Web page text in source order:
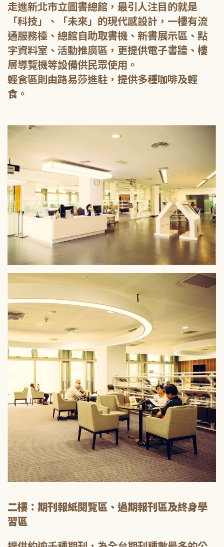
走進新北市立圖書總館，最引人注目的就是
「科技」、「未來」的現代感設計，一樓有流
通服務檯、總館自助取書機、新書展示區、點
字資料室、活動推廣區，更提供電子書牆、樓
層導覽機等設備供民眾使用。
輕食區則由路易莎進駐，提供多種咖啡及輕
食。
二樓：期刊報紙閱覽區、過期報刊區及終身學
習區